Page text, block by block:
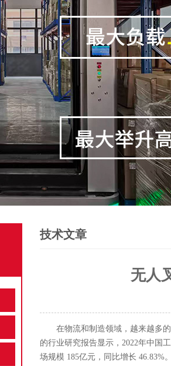
技术文章
无人
在物流和制造领域，越来越多
的行业研究报告显示，2022年中国
场规模 185亿元，同比增长 46.83%